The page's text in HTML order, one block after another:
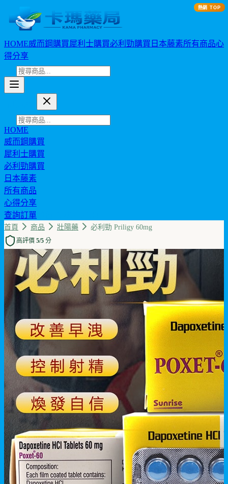
HOME威而鋼購買犀利士購買必利勁購買 日本藤素所有商品心
得分享
HOME
威而鋼購買
犀利士購買
必利勁購買
日本藤素
所有商品
心得分享
查詢訂單
首頁 商品 壯陽藥 必利勁 Priligy 60mg
高評價 5/5 分
熱銷 TOP